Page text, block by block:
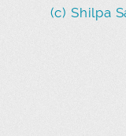
(c) Shilpa